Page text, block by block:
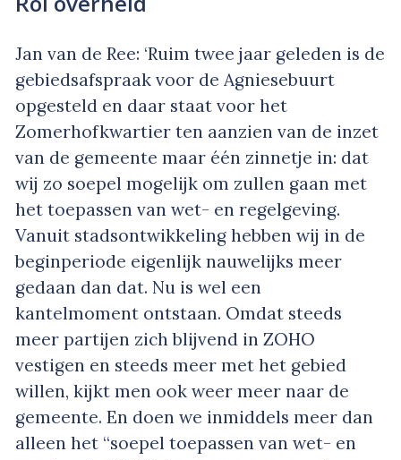
Jan van de Ree: ‘Ruim twee jaar geleden is de
gebiedsafspraak voor de Agniesebuurt
opgesteld en daar staat voor het
Zomerhofkwartier ten aanzien van de inzet
van de gemeente maar één zinnetje in: dat
wij zo soepel mogelijk om zullen gaan met
het toepassen van wet- en regelgeving.
Vanuit stadsontwikkeling hebben wij in de
beginperiode eigenlijk nauwelijks meer
gedaan dan dat. Nu is wel een
kantelmoment ontstaan. Omdat steeds
meer partijen zich blijvend in ZOHO
vestigen en steeds meer met het gebied
willen, kijkt men ook weer meer naar de
gemeente. En doen we inmiddels meer dan
alleen het “soepel toepassen van wet- en